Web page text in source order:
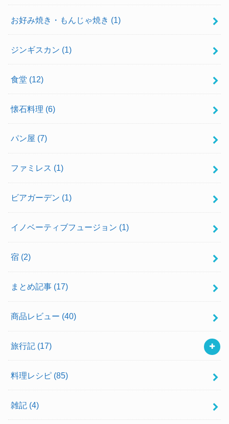
お好み焼き・もんじゃ焼き (1)
ジンギスカン (1)
食堂 (12)
懐石料理 (6)
パン屋 (7)
ファミレス (1)
ビアガーデン (1)
イノベーティブフュージョン (1)
宿 (2)
まとめ記事 (17)
商品レビュー (40)
旅行記 (17)
料理レシピ (85)
雑記 (4)